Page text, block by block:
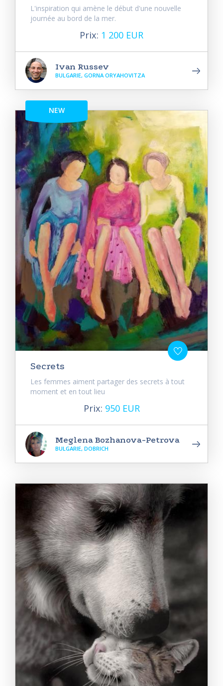
L'inspiration qui amène le début d'une nouvelle
journée au bord de la mer.
Prix: 1 200 EUR
Ivan Russev
BULGARIE, GORNA ORYAHOVITZA
NEW
Secrets
Les femmes aiment partager des secrets à tout
moment et en tout lieu
Prix: 950 EUR
Meglena Bozhanova-Petrova
BULGARIE, DOBRICH